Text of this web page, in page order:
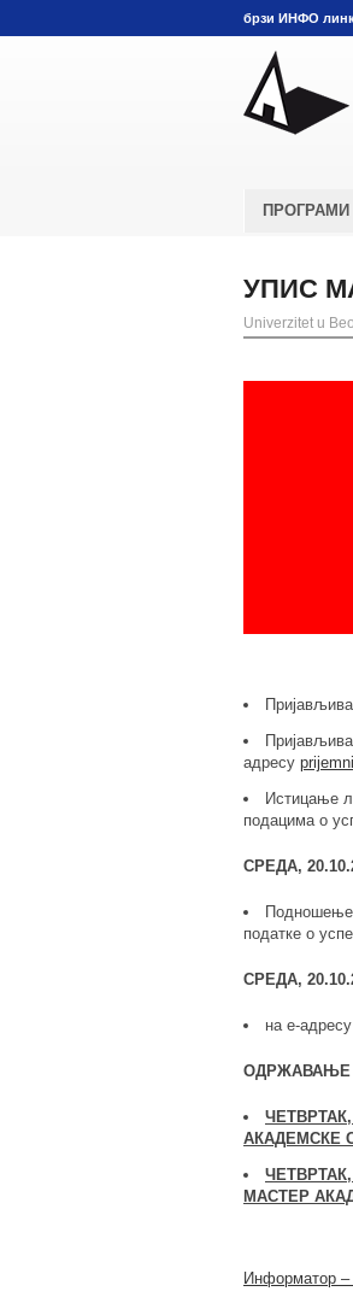
брзи ИНФО
ПРОГРАМИ
УПИС
Univerzitet u
адресу
Истицање
подацима о
СРЕДА,
Подношење
податке о
СРЕДА,
на е-адресу
ОДРЖАВАЊЕ
АКАДЕМСКЕ
МАСТЕР
Информатор